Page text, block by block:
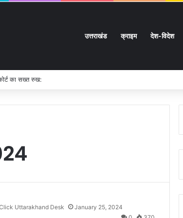
उत्तराखंड क्राइम देश-विदेश
का सख्त रुख:
Uttarakhand Desk
January 25, 2024